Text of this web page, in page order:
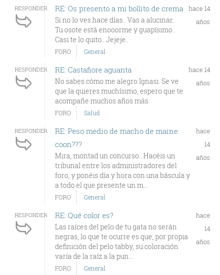
RESPONDER RE: Os presento a mi bollito de crema
Si no lo ves hace días.. Vas a alucinar..
Tu osote está enooorme y guapísimo..
Casi te lo quito.. Jejeje..
hace 14
años
FORO General
RESPONDER RE: Castafiore aguanta
No sabes cómo me alegro Ignasi. Se ve
que la quieres muchísimo, espero que te
acompañe muchos años más.
hace 14
años
FORO Salud
RESPONDER
RE: Peso medio de macho de maine
coon???
Mira, montad un concurso.. Hacéis un
tribunal entre los administradores del
foro, y ponéis día y hora con una báscula y
a todo el que presente un m...
hace
14
años
FORO General
RESPONDER RE: Qué color es?
Las raíces del pelo de tu gata no serán
negras, lo que te ocurre es que, por propia
definición del pelo tabby, su coloración
varía de la raíz a la pun...
hace
14
años
FORO General